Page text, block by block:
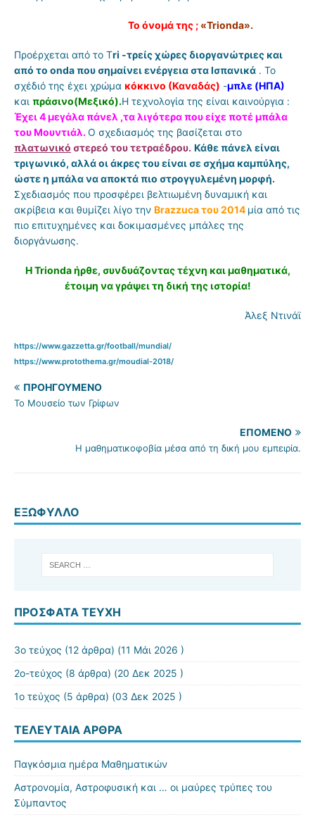
Το όνομά της ; «Trionda».
Προέρχεται από το Tri -τρείς χώρες διοργανώτριες και
από το onda που σημαίνει ενέργεια στα Ισπανικά . Το
σχέδιό της έχει χρώμα κόκκινο (Καναδάς) -μπλε (HΠΑ)
και πράσινο(Μεξικό).Η τεχνολογία της είναι καινούργια :
Έχει 4 μεγάλα πάνελ ,τα λιγότερα που είχε ποτέ μπάλα
του Μουντιάλ.Ο σχεδιασμός της βασίζεται στο
πλατωνικό στερεό του τετραέδρου. Κάθε πάνελ είναι
τριγωνικό, αλλά οι άκρες του είναι σε σχήμα καμπύλης,
ώστε η μπάλα να αποκτά πιο στρογγυλεμένη μορφή.
Σχεδιασμός που προσφέρει βελτιωμένη δυναμική και
ακρίβεια και θυμίζει λίγο την Brazzuca του 2014 μία από τις
πιο επιτυχημένες και δοκιμασμένες μπάλες της
διοργάνωσης.
Η Trionda ήρθε, συνδυάζοντας τέχνη και μαθηματικά,
έτοιμη να γράψει τη δική της ιστορία!
Άλεξ Ντινάϊ
https://www.gazzetta.gr/football/mundial/
https://www.protothema.gr/moudial-2018/
ΠΡΟΗΓΟΎΜΕΝΟ
Το Μουσείο των Γρίφων
ΕΠΌΜΕΝΟ
Η μαθηματικοφοβία μέσα από τη δική μου εμπειρία.
ΕΞΏΦΥΛΛΟ
ΠΡΌΣΦΑΤΑ ΤΕΎΧΗ
3ο τεύχος (12 άρθρα) (11 Μάι 2026 )
2ο-τεύχος (8 άρθρα) (20 Δεκ 2025 )
1ο τεύχος (5 άρθρα) (03 Δεκ 2025 )
ΤΕΛΕΥΤΑΊΑ ΆΡΘΡΑ
Παγκόσμια ημέρα Μαθηματικών
Αστρονομία, Αστροφυσική και … οι μαύρες τρύπες του
Σύμπαντος